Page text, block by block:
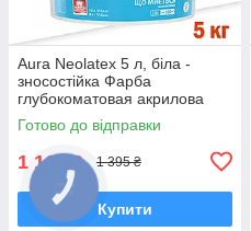
Aura Neolatex 5 л, біла -
зносостійка Фарба
глубокоматовая акрилова
водно-дисперсійна
Готово до відправки
1 116 ₴ 1 395 ₴
Купити